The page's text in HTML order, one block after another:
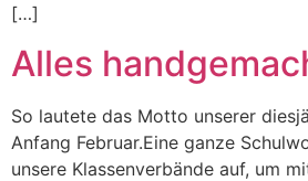
[…]
Alles
So lautete das Motto unserer
Anfang Februar.Eine ganze
unsere Klassenverbände auf, um